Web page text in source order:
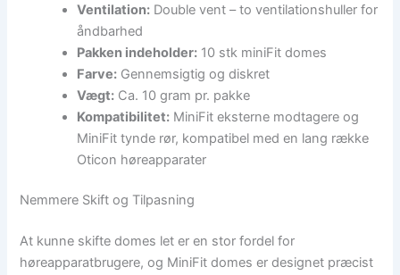
Ventilation: Double vent – to ventilationshuller for
åndbarhed
Pakken indeholder: 10 stk miniFit domes
Farve: Gennemsigtig og diskret
Vægt: Ca. 10 gram pr. pakke
Kompatibilitet: MiniFit eksterne modtagere og
MiniFit tynde rør, kompatibel med en lang række
Oticon høreapparater
Nemmere Skift og Tilpasning
At kunne skifte domes let er en stor fordel for
høreapparatbrugere, og MiniFit domes er designet præcist